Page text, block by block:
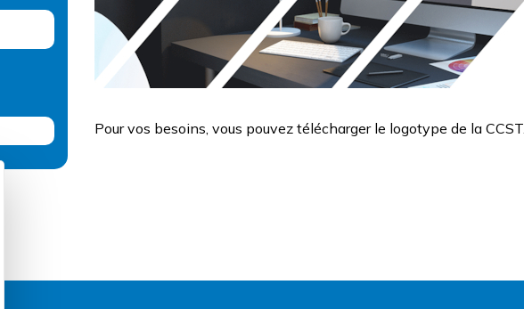
Pour vos besoins, vous pouvez télécharger le logotype de la CCST.